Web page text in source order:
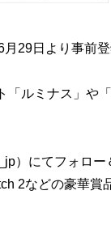
29日より事前
ルミナス」や
）にてフォロー
2などの豪華賞